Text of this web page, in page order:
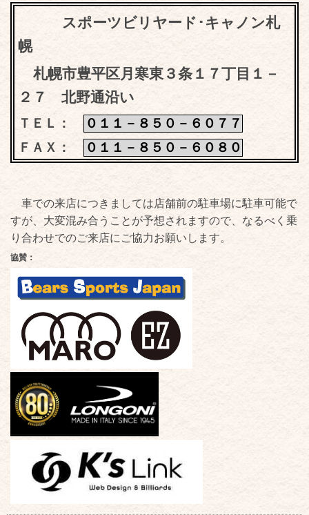
スポーツビリヤード･キャノン札
幌
札幌市豊平区月寒東３条１７丁目１－
２７ 北野通沿い
ＴＥＬ：
０１１－８５０－６０７７
ＦＡＸ：
０１１－８５０－６０８０
車での来店につきましては店舗前の駐車場に駐車可能で
すが、大変混み合うことが予想されますので、なるべく乗
り合わせでのご来店にご協力お願いします。
協賛：